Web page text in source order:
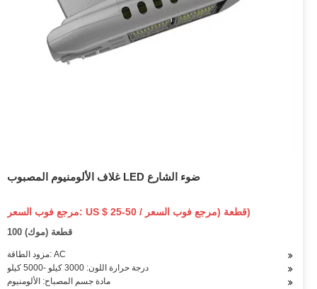
غلاف الألومنيوم المصبوب LED ضوء الشارع
مرجع فوب السعر: US $ 25-50 / قطعة (مرجع فوب السعر)
100 قطعة (موك)
مزود الطاقة: AC
درجة حرارة اللون: 3000 كيلو -5000 كيلو
مادة جسم المصباح: الألومنيوم